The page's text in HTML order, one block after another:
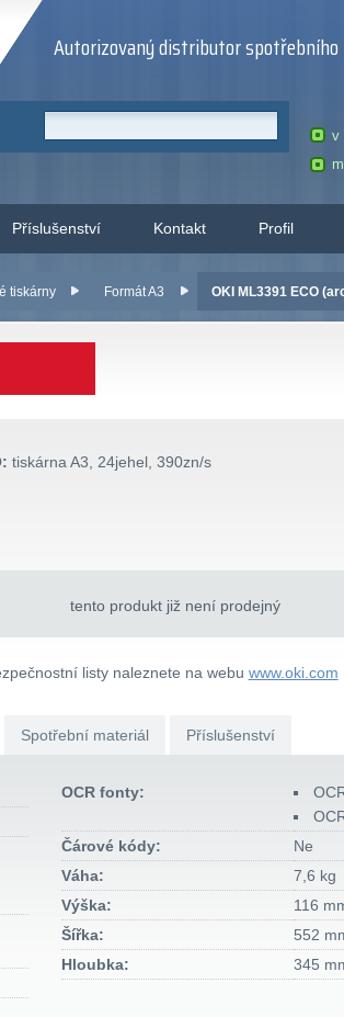
Autorizovaný distributor spotřebního
v
Příslušenství Kontakt Profil
tiskárny Formát A3 OKI ML3391 ECO
tiskárna A3, 24jehel, 390zn/s
tento produkt již není prodejný
listy naleznete na webu www.oki.com
Spotřební materiál Příslušenství
OCR fonty:
Čárové kódy:
Ne
Váha:
7,6 kg
Výška:
116
Šířka:
552
Hloubka:
345